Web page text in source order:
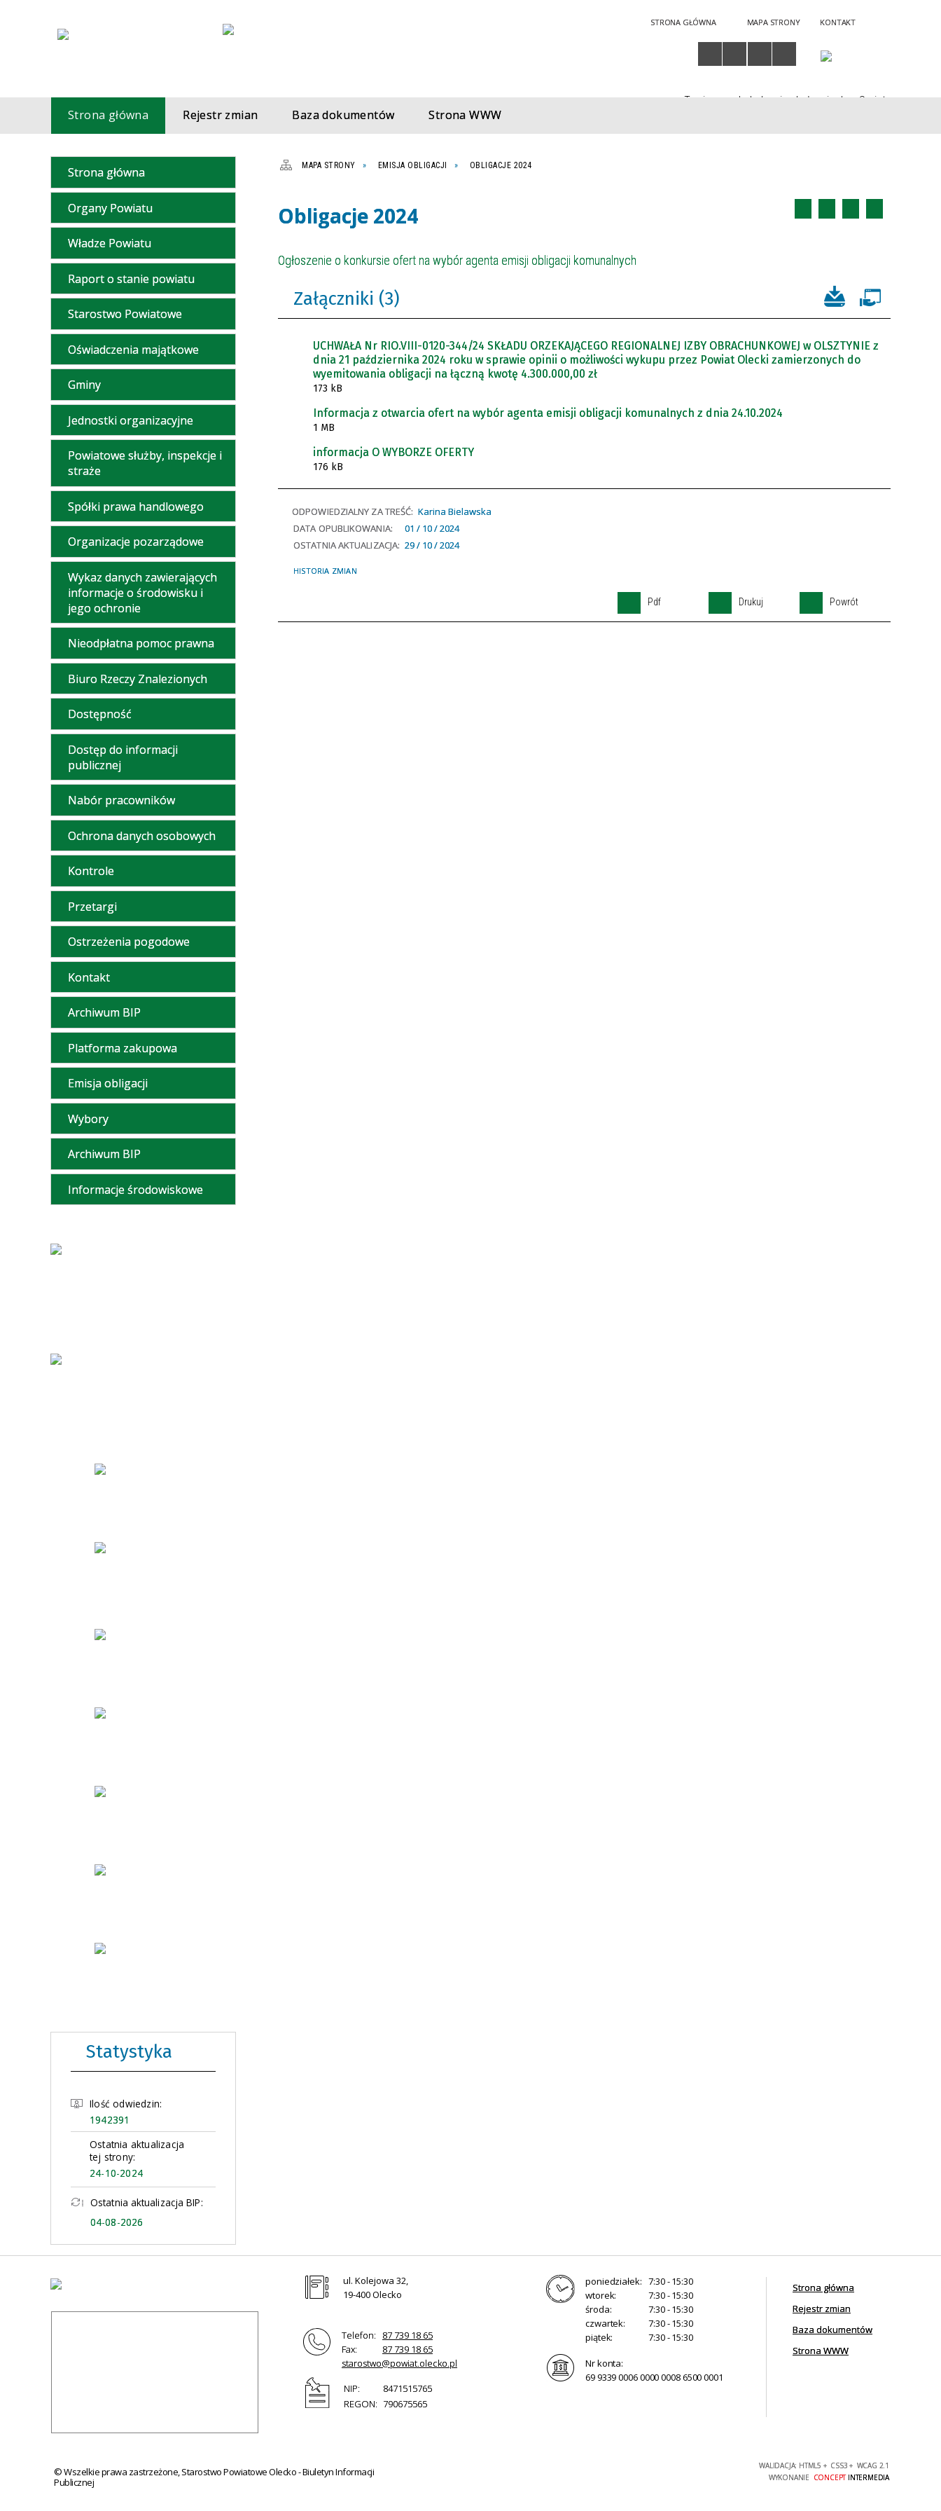
STRONA GŁÓWNA MAPA STRONY KONTAKT
Twoja przeglądarka nie obsługuje JavaScript
Strona główna Rejestr zmian Baza dokumentów Strona WWW
Strona główna
Organy Powiatu
Władze Powiatu
Raport o stanie powiatu
Starostwo Powiatowe
Oświadczenia majątkowe
Gminy
Jednostki organizacyjne
Powiatowe służby, inspekcje i
straże
Spółki prawa handlowego
Organizacje pozarządowe
Wykaz danych zawierających
informacje o środowisku i
jego ochronie
Nieodpłatna pomoc prawna
Biuro Rzeczy Znalezionych
Dostępność
Dostęp do informacji
publicznej
Nabór pracowników
Ochrona danych osobowych
Kontrole
Przetargi
Ostrzeżenia pogodowe
Kontakt
Archiwum BIP
Platforma zakupowa
Emisja obligacji
Wybory
Archiwum BIP
Informacje środowiskowe
Statystyka
Ilość odwiedzin:
1942391
Ostatnia aktualizacja
tej strony:
24-10-2024
Ostatnia aktualizacja BIP:
04-08-2026
MAPA STRONY EMISJA OBLIGACJI OBLIGACJE 2024
Obligacje 2024
Ogłoszenie o konkursie ofert na wybór agenta emisji obligacji komunalnych
Załączniki (3)
UCHWAŁA Nr RIO.VIII-0120-344/24 SKŁADU ORZEKAJĄCEGO REGIONALNEJ IZBY OBRACHUNKOWEJ w OLSZTYNIE z
dnia 21 października 2024 roku w sprawie opinii o możliwości wykupu przez Powiat Olecki zamierzonych do
wyemitowania obligacji na łączną kwotę 4.300.000,00 zł
173 kB
Informacja z otwarcia ofert na wybór agenta emisji obligacji komunalnych z dnia 24.10.2024
1 MB
informacja O WYBORZE OFERTY
176 kB
ODPOWIEDZIALNY ZA TREŚĆ: Karina Bielawska
DATA OPUBLIKOWANIA:
01 / 10 / 2024
OSTATNIA AKTUALIZACJA: 29 / 10 / 2024
HISTORIA ZMIAN
Pdf Drukuj Powrót
ul. Kolejowa 32,
19-400 Olecko
Telefon:
87 739 18 65
Fax:
87 739 18 65
starostwo@powiat.olecko.pl
NIP:
8471515765
REGON: 790675565
poniedziałek: 7:30 - 15:30
wtorek:
7:30 - 15:30
środa:
7:30 - 15:30
czwartek:
7:30 - 15:30
piątek:
7:30 - 15:30
Nr konta:
69 9339 0006 0000 0008 6500 0001
Strona główna
Rejestr zmian
Baza dokumentów
Strona WWW
©Wszelkie prawa zastrzeżone, Starostwo Powiatowe Olecko - Biuletyn Informacji
Publicznej
WALIDACJA: HTML5 + CSS3 + WCAG 2.1
WYKONANIE CONCEPTINTERMEDIA